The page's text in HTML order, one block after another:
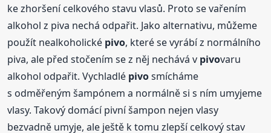
ke zhoršení celkového stavu vlasů. Proto se vařením
alkohol z piva nechá odpařit. Jako alternativu, můžeme
použít nealkoholické pivo, které se vyrábí z normálního
piva, ale před stočením se z něj nechává v pivovaru
alkohol odpařit. Vychladlé pivosmícháme
s odměřeným šampónem a normálně si s ním umyjeme
vlasy. Takový domácí pivní šampon nejen vlasy
bezvadně umyje, ale ještě k tomu zlepší celkový stav